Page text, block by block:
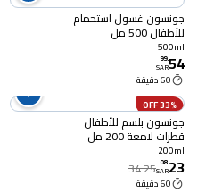
جونسون غسول استحمام
للأطفال 500 مل
500ml
54
.
99
SAR
60 دقيقة
33% OFF
جونسون بلسم للأطفال
قطرات لامعة 200 مل
200ml
23
.
08
SAR
34.25
60 دقيقة